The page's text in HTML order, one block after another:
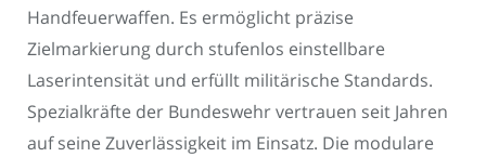
Handfeuerwaffen. Es ermöglicht präzise
Zielmarkierung durch stufenlos einstellbare
Laserintensität und erfüllt militärische Standards.
Spezialkräfte der Bundeswehr vertrauen seit Jahren
auf seine Zuverlässigkeit im Einsatz. Die modulare